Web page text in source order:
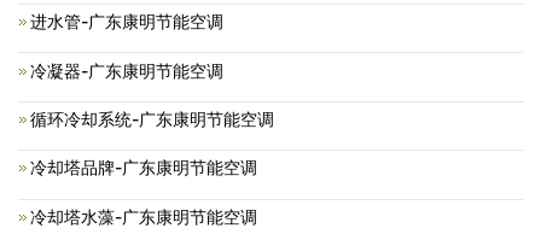
进水管-广东康明节能空调
冷凝器-广东康明节能空调
循环冷却系统-广东康明节能空调
冷却塔品牌-广东康明节能空调
冷却塔水藻-广东康明节能空调